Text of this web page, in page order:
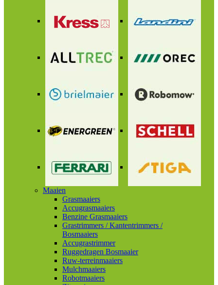
Maaien
Grasmaaiers
Accugrasmaaiers
Benzine Grasmaaiers
Grastrimmers / Kantentrimmers /
Bosmaaiers
Accugrastrimmer
Ruggedragen Bosmaaier
Ruw-terreinmaaiers
Mulchmaaiers
Robotmaaiers